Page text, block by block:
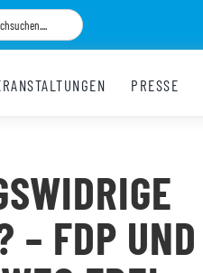
PRESSE
– FDP UND